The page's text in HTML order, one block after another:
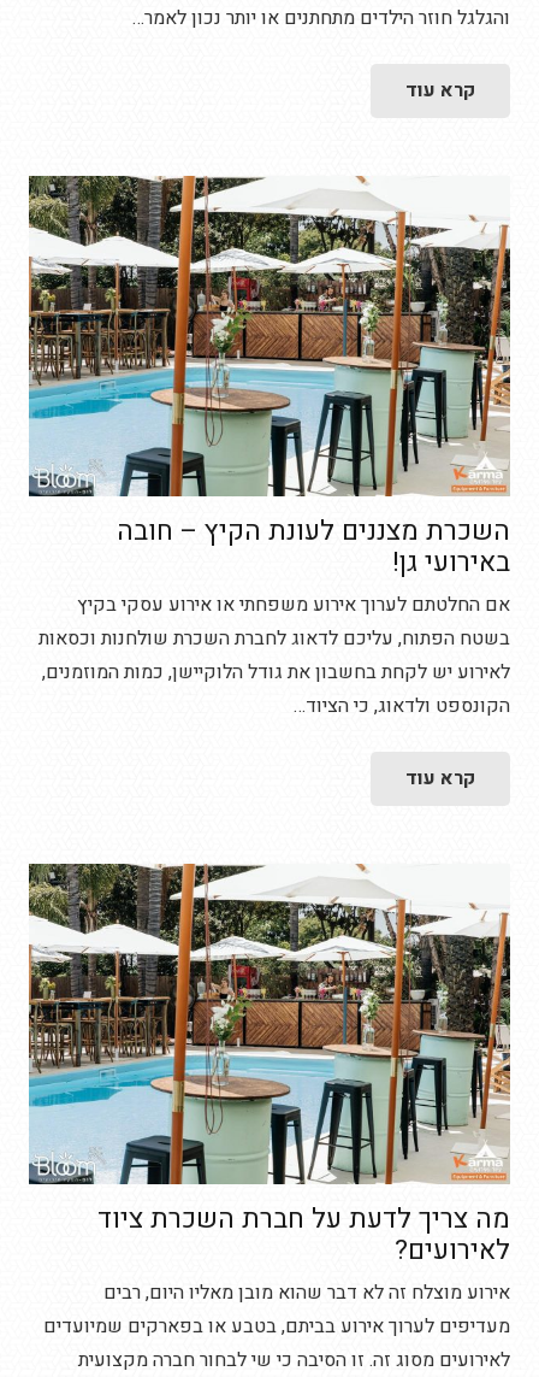
והגלגל חוזר הילדים מתחתנים או יותר נכון לאמר…
קרא עוד
השכרת מצננים לעונת הקיץ – חובה
באירועי גן!
אם החלטתם לערוך אירוע משפחתי או אירוע עסקי בקיץ
בשטח הפתוח, עליכם לדאוג לחברת השכרת שולחנות וכסאות
לאירוע יש לקחת בחשבון את גודל הלוקיישן, כמות המוזמנים,
הקונספט ולדאוג, כי הציוד…
קרא עוד
מה צריך לדעת על חברת השכרת ציוד
לאירועים?
אירוע מוצלח זה לא דבר שהוא מובן מאליו היום, רבים
מעדיפים לערוך אירוע בביתם, בטבע או בפארקים שמיועדים
לאירועים מסוג זה. זו הסיבה כי שי לבחור חברה מקצועית